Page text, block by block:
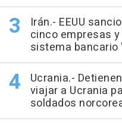
Irán.- EEUU
cinco empresas
sistema
Ucrania.-
viajar a Ucrania
soldados